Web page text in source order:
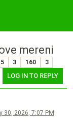
mereni
5 3 160 3
LOG IN TO REPLY
30, 2026, 7:07 PM